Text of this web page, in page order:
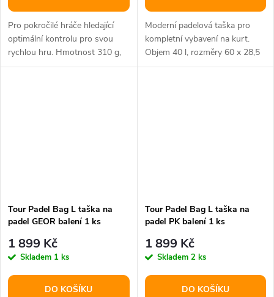
Pro pokročilé hráče hledající
optimální kontrolu pro svou
rychlou hru. Hmotnost 310 g,
vyvážení 315 mm, hlava 100
Moderní padelová taška pro
kompletní vybavení na kurt.
Objem 40 l, rozměry 60 x 28,5
x 36,5 cm.
Tour Padel Bag L taška na
padel GEOR balení 1 ks
1 899 Kč
Skladem 1 ks
DO KOŠÍKU
Tour Padel Bag L taška na
padel PK balení 1 ks
1 899 Kč
Skladem 2 ks
DO KOŠÍKU